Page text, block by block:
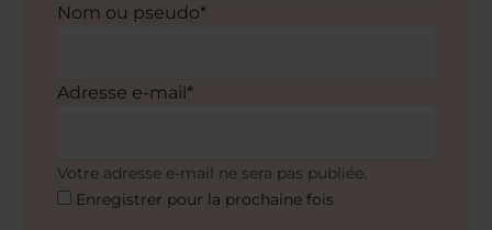
Nom ou pseudo*
Adresse e-mail*
Votre adresse e-mail ne sera pas publiée.
Enregistrer pour la prochaine fois